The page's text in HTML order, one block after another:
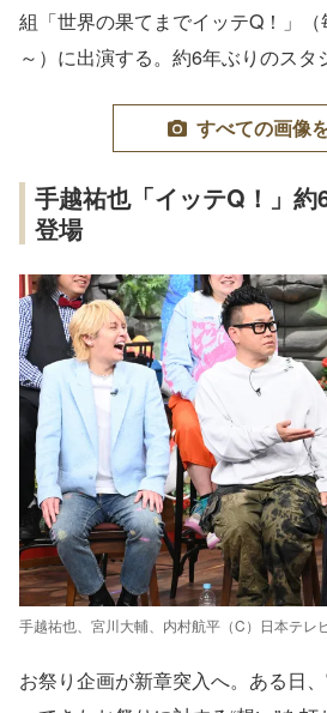
組「世界の果てまでイッテQ！」
～）に出演する。約6年ぶりのスタ
すべての画像
手越祐也「イッテQ！」約
登場
手越祐也、宮川大輔、内村航平（C）日本テレ
お祭り企画が新章突入へ。ある日